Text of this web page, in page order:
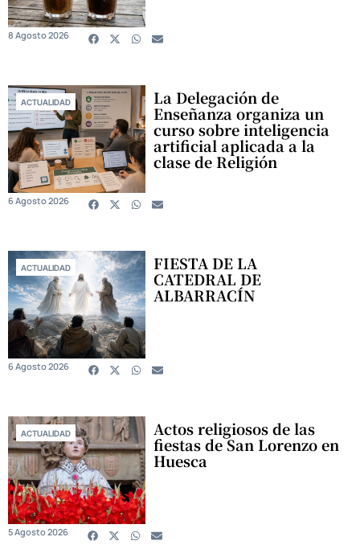
8 Agosto 2026
ACTUALIDAD La Delegación de
Enseñanza organiza un
curso sobre inteligencia
artificial aplicada a la
clase de Religión
6 Agosto 2026
ACTUALIDAD FIESTA DE LA
CATEDRAL DE
ALBARRACÍN
6 Agosto 2026
ACTUALIDAD Actos religiosos de las
fiestas de San Lorenzo en
Huesca
5 Agosto 2026